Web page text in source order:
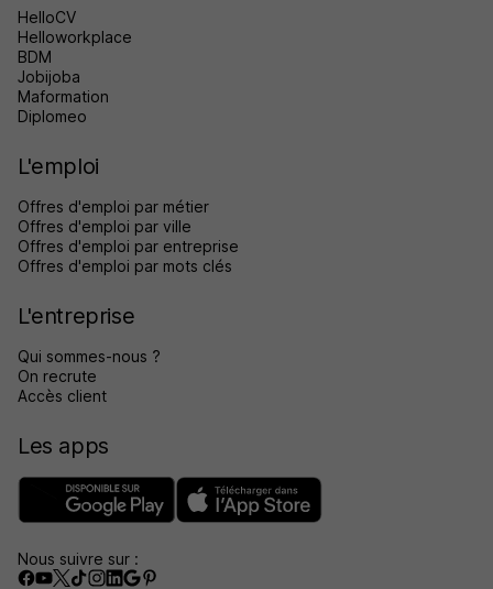
HelloCV
Helloworkplace
BDM
Jobijoba
Maformation
Diplomeo
L'emploi
Offres d'emploi par métier
Offres d'emploi par ville
Offres d'emploi par entreprise
Offres d'emploi par mots clés
L'entreprise
Qui sommes-nous ?
On recrute
Accès client
Les apps
Nous suivre sur :